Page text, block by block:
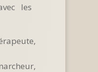
les